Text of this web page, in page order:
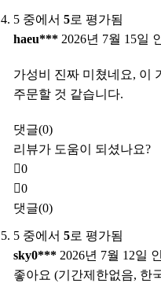
5 중에서 5로 평가됨
haeu*** 2026년 7월 15일
가성비 진짜 미쳤네요, 이
주문할 것 같습니다.
댓글(0)
리뷰가 도움이 되셨나요?
0
0
댓글(0)
5 중에서 5로 평가됨
sky0*** 2026년 7월 12일
좋아요 (기간제한없음, 한